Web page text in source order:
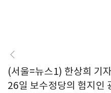
(서울=뉴스1) 한상희 기
26일 보수정당의 험지인